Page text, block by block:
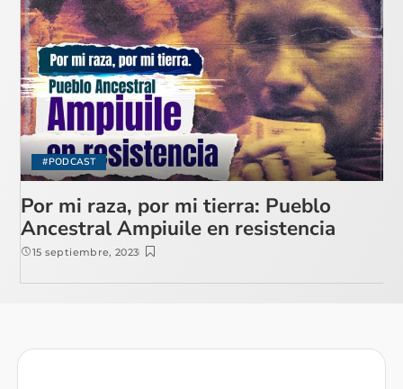
#PODCAST
Por mi raza, por mi tierra: Pueblo
Ancestral Ampiuile en resistencia
15 septiembre, 2023